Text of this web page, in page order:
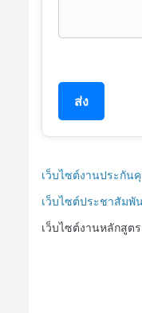
ส่ง
เว็บไซต์งานประกัน
เว็บไซต์ประชาสัมพั
เว็บไซต์งานหลักสูต